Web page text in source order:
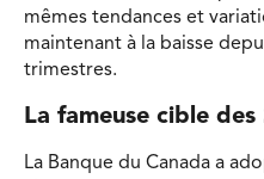
mêmes tendances et
maintenant à la baisse
trimestres.
La fameuse cible
La Banque du Canada a